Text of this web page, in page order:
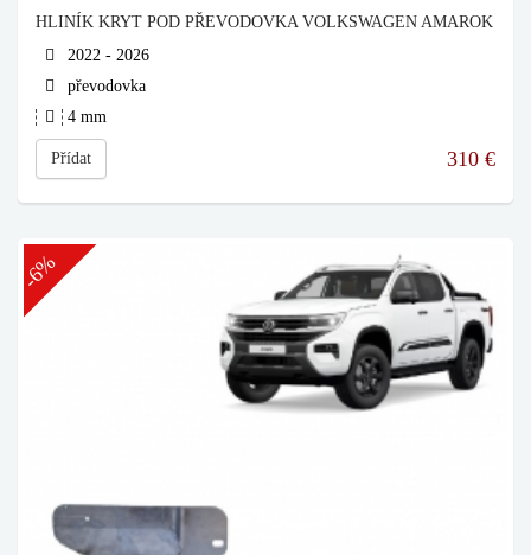
HLINÍK KRYT POD PŘEVODOVKA VOLKSWAGEN AMAROK
2022 - 2026
převodovka
4 mm
Přídat 310 €
-6%